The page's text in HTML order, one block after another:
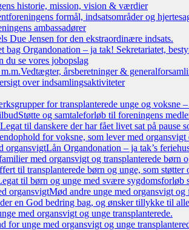
historie, mission, vision & værdier
formål, indsatsområder og
ambassadører
Due Jensen for den ekstraordinære indsats.
bag Organdonation – ja tak! Sekretariatet,
du se vores jobopslag
Vedtægter, årsberetninger &
over indsamlingsaktiviteter
for transplanterede unge og voksne
Støtte og samtaleforløb til foreningens
Legat til danskere der har fået livet sat på pause
for voksne, som lever med organsvigt
organsvigtLån Organdonation – ja tak’s
med organsvigt og transplanterede børn
til transplanterede børn og unge, som støtter
til børn og unge med svære sygdomsforløb
organsvigtMød andre unge med organsvigt
en God bedring bag, og ønsker tillykke til
med organsvigt og unge transplanterede.
for unge med organsvigt og unge